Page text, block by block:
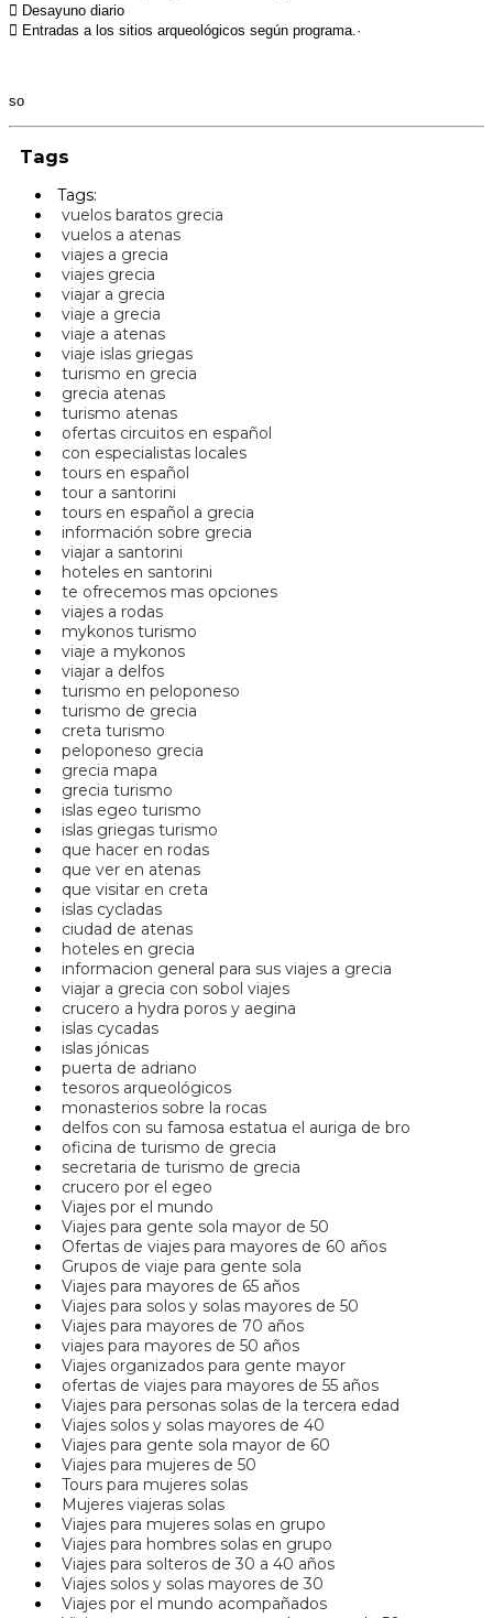
 Desayuno diario
 Entradas a los sitios arqueológicos según programa.·
so
Tags
Tags:
vuelos baratos grecia
vuelos a atenas
viajes a grecia
viajes grecia
viajar a grecia
viaje a grecia
viaje a atenas
viaje islas griegas
turismo en grecia
grecia atenas
turismo atenas
ofertas circuitos en español
con especialistas locales
tours en español
tour a santorini
tours en español a grecia
información sobre grecia
viajar a santorini
hoteles en santorini
te ofrecemos mas opciones
viajes a rodas
mykonos turismo
viaje a mykonos
viajar a delfos
turismo en peloponeso
turismo de grecia
creta turismo
peloponeso grecia
grecia mapa
grecia turismo
islas egeo turismo
islas griegas turismo
que hacer en rodas
que ver en atenas
que visitar en creta
islas cycladas
ciudad de atenas
hoteles en grecia
informacion general para sus viajes a grecia
viajar a grecia con sobol viajes
crucero a hydra poros y aegina
islas cycadas
islas jónicas
puerta de adriano
tesoros arqueológicos
monasterios sobre la rocas
delfos con su famosa estatua el auriga de bro
oficina de turismo de grecia
secretaria de turismo de grecia
crucero por el egeo
Viajes por el mundo
Viajes para gente sola mayor de 50
Ofertas de viajes para mayores de 60 años
Grupos de viaje para gente sola
Viajes para mayores de 65 años
Viajes para solos y solas mayores de 50
Viajes para mayores de 70 años
viajes para mayores de 50 años
Viajes organizados para gente mayor
ofertas de viajes para mayores de 55 años
Viajes para personas solas de la tercera edad
Viajes solos y solas mayores de 40
Viajes para gente sola mayor de 60
Viajes para mujeres de 50
Tours para mujeres solas
Mujeres viajeras solas
Viajes para mujeres solas en grupo
Viajes para hombres solas en grupo
Viajes para solteros de 30 a 40 años
Viajes solos y solas mayores de 30
Viajes por el mundo acompañados